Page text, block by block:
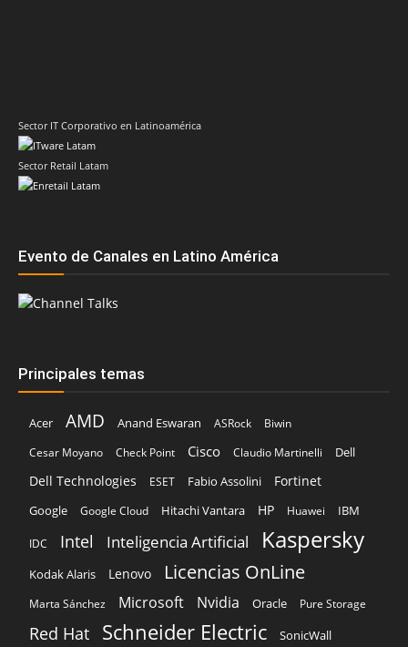
Sector IT Corporativo en Latinoamérica
Sector Retail Latam
Evento de Canales en Latino América
Principales temas
Acer AMD Anand Eswaran ASRock
Biwin
Cesar Moyano
Check Point Cisco Claudio Martinelli Dell
Dell Technologies ESET Fabio Assolini Fortinet
Google Google Cloud Hitachi Vantara HP Huawei IBM
IDC Intel Inteligencia Artificial Kaspersky
Kodak Alaris Lenovo Licencias OnLine
Marta Sánchez Microsoft Nvidia Oracle Pure Storage
Red Hat Schneider Electric SonicWall